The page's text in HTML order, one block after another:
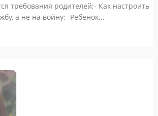
требования родителей;- Как настроить
а не на войну;- Ребёнок...